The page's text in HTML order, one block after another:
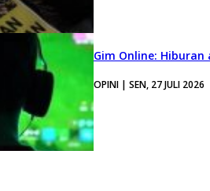
Gim Online:
OPINI | SEN, 27 JULI 2026